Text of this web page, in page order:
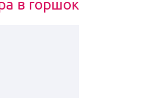
в горшок